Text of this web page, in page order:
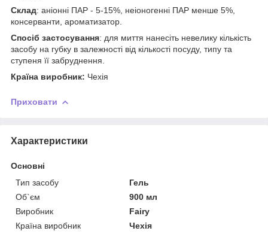
Склад: аніонні ПАР - 5-15%, неіоногенні ПАР менше 5%,
консерванти, ароматизатор.
Спосіб застосування: для миття нанесіть невелику кількість
засобу на губку в залежності від кількості посуду, типу та
ступеня її забруднення.
Країна виробник: Чехія
Приховати
Характеристики
Основні
Тип засобу
Гель
Об`єм
900 мл
Виробник
Fairy
Країна виробник
Чехія